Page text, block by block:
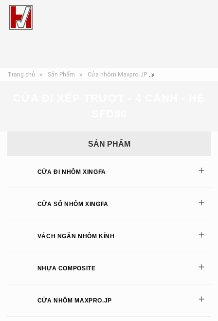
Trang chủ Sản Phẩm Cửa nhôm Maxpro.JP
SẢN PHẨM
CỬA ĐI NHÔM XINGFA
CỬA SỔ NHÔM XINGFA
VÁCH NGĂN NHÔM KÍNH
NHỰA COMPOSITE
CỬA NHÔM MAXPRO.JP